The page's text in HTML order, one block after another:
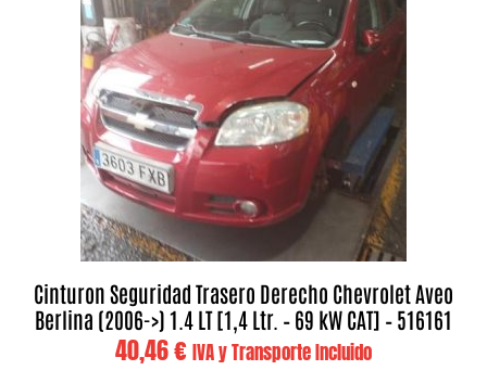
Cinturon Seguridad Trasero Derecho Chevrolet Aveo
Berlina (2006->) 1.4 LT [1,4 Ltr. – 69 kW CAT] – 516161
40,46€ IVA y Transporte Incluido